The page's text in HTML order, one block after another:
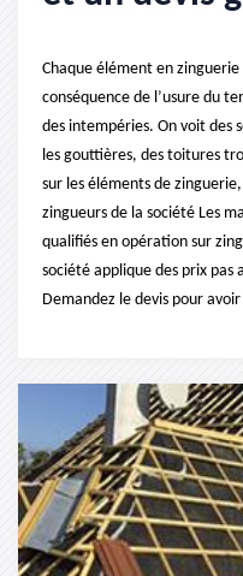
Chaque élément en
conséquence de l’usure du
des intempéries. On voit des
les gouttières, des toitures
sur les éléments de
zingueurs de la société Les
qualifiés en opération sur
société applique des prix
Demandez le devis pour